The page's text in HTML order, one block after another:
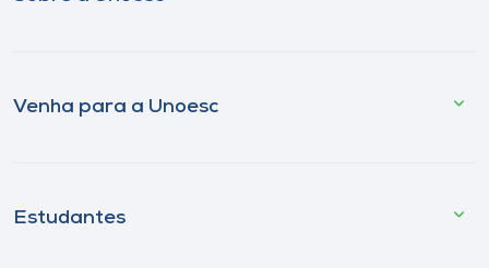
Venha para a Unoesc
Estudantes